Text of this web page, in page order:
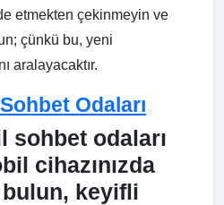
etmekten çekinmeyin ve
çünkü bu, yeni
aralayacaktır.
Odaları
sohbet odaları
cihazınızda
bulun, keyifli